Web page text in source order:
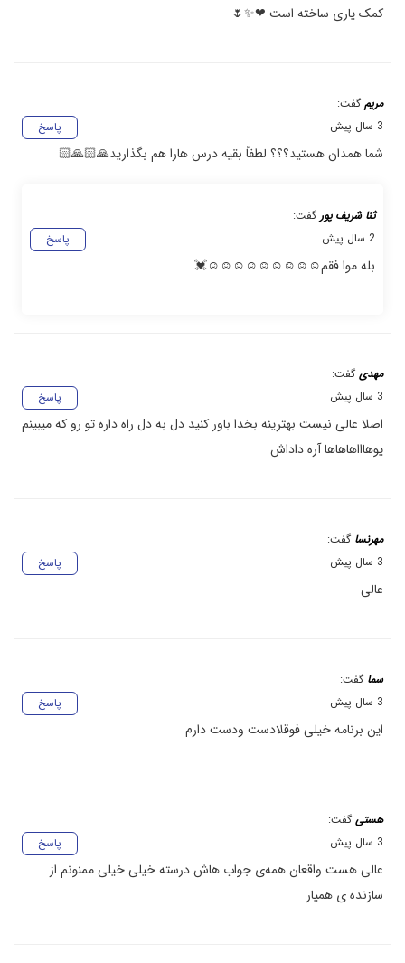
کمک یاری ساخته است ❤✨🌷
مریم گفت:
پاسخ
3 سال پیش
شما همدان هستید؟؟؟ لطفاً بقیه درس هارا هم بگذارید🙏🏻🙏🏻
ثنا شریف پور گفت:
پاسخ
2 سال پیش
بلە موا فقم☺☺☺☺☺☺☺☺☺💓
مهدی گفت:
پاسخ
3 سال پیش
اصلا عالی نیست بهترینه بخدا باور کنید دل به دل راه داره تو رو که میبینم
یوهاااهاهاها آره داداش
مهرنسا گفت:
پاسخ
3 سال پیش
عالی
سما گفت:
پاسخ
3 سال پیش
این برنامه خیلی فوقلادست ودست دارم
هستی گفت:
پاسخ
3 سال پیش
عالی هست واقعان همه‌ی جواب هاش درسته خیلی خیلی ممنونم از
سازنده ی همیار